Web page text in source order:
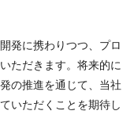
発に携わりつつ、プロ
ただきます。将来的に
の推進を通じて、当社
いただくことを期待し